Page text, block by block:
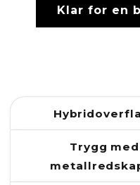
Klar for en
Trygg med